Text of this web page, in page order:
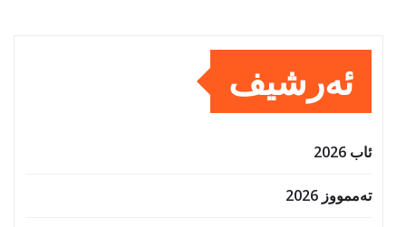
ئەرشیف
ئاب 2026
تەممووز 2026